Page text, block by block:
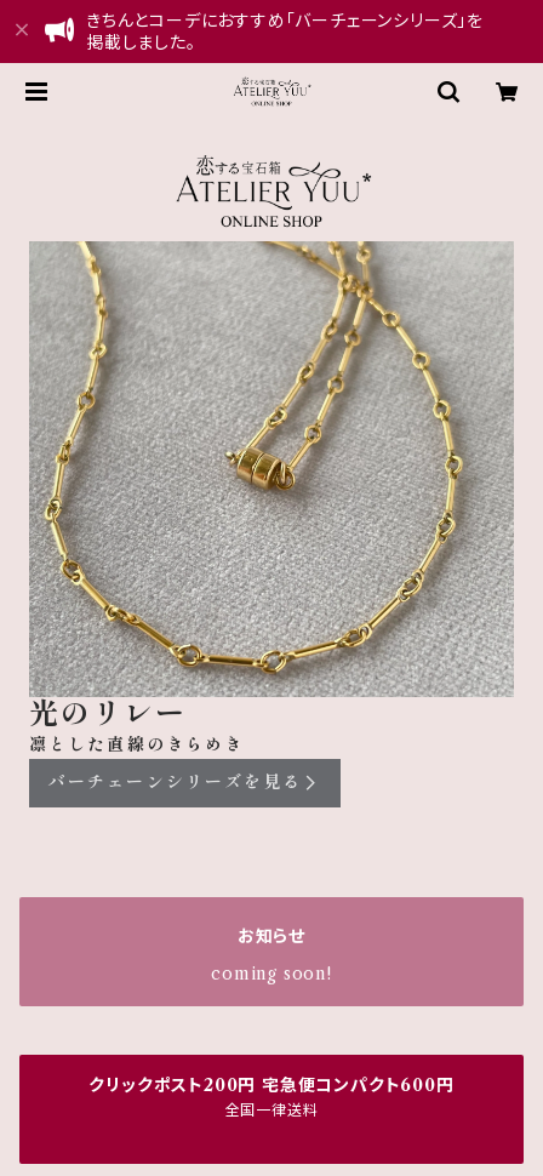
きちんとコーデにおすすめ「バーチェーンシリーズ」を
掲載しました。
光のリレー
凛とした直線のきらめき
バーチェーンシリーズを見る
お知らせ
coming soon!
クリックポスト200円 宅急便コンパクト600円
全国一律送料